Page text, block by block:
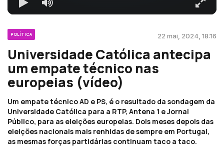
POLÍTICA 22 mai, 2024, 18:16
Universidade Católica antecipa
um empate técnico nas
europeias (vídeo)
Um empate técnico AD e PS, é o resultado da sondagem da
Universidade Católica para a RTP, Antena 1 e Jornal
Público, para as eleições europeias. Dois meses depois das
eleições nacionais mais renhidas de sempre em Portugal,
as mesmas forças partidárias continuam taco a taco.